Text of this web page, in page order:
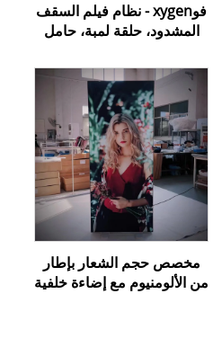
فوxygen - نظام فيلم السقف
المشدود، حلقة لمبة، حامل
أو الإنارة المركّزة
مخصص حجم الشعار بإطار
من الألومنيوم مع إضاءة خلفية